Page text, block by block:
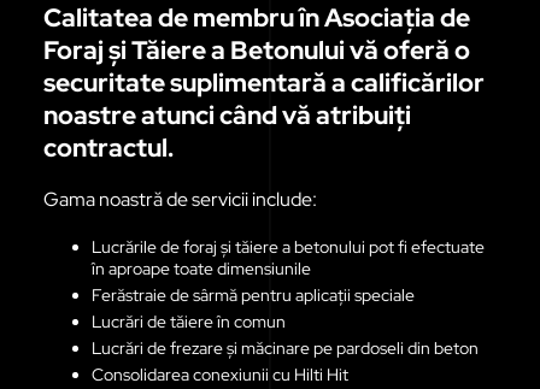
Calitatea de membru în Asociația de
Foraj și Tăiere a Betonului vă oferă o
securitate suplimentară a calificărilor
noastre atunci când vă atribuiți
contractul.
Gama noastră de servicii include:
Lucrările de foraj și tăiere a betonului pot fi efectuate
în aproape toate dimensiunile
Ferăstraie de sârmă pentru aplicații speciale
Lucrări de tăiere în comun
Lucrări de frezare și măcinare pe pardoseli din beton
Consolidarea conexiunii cu Hilti Hit